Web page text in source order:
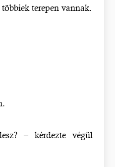
terepen vannak.
– kérdezte végül